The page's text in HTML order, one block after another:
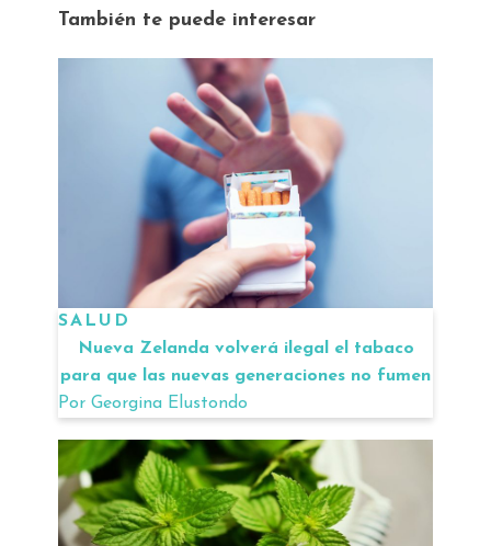
También te puede interesar
SALUD
Nueva Zelanda volverá ilegal el tabaco
para que las nuevas generaciones no fumen
Por Georgina Elustondo